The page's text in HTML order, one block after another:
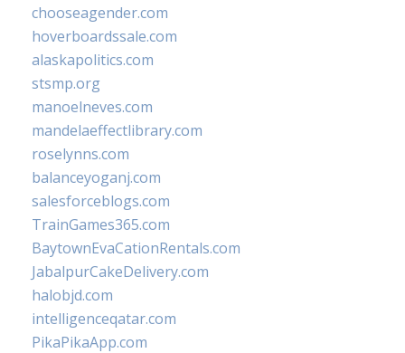
chooseagender.com
hoverboardssale.com
alaskapolitics.com
stsmp.org
manoelneves.com
mandelaeffectlibrary.com
roselynns.com
balanceyoganj.com
salesforceblogs.com
TrainGames365.com
BaytownEvaCationRentals.com
JabalpurCakeDelivery.com
halobjd.com
intelligenceqatar.com
PikaPikaApp.com